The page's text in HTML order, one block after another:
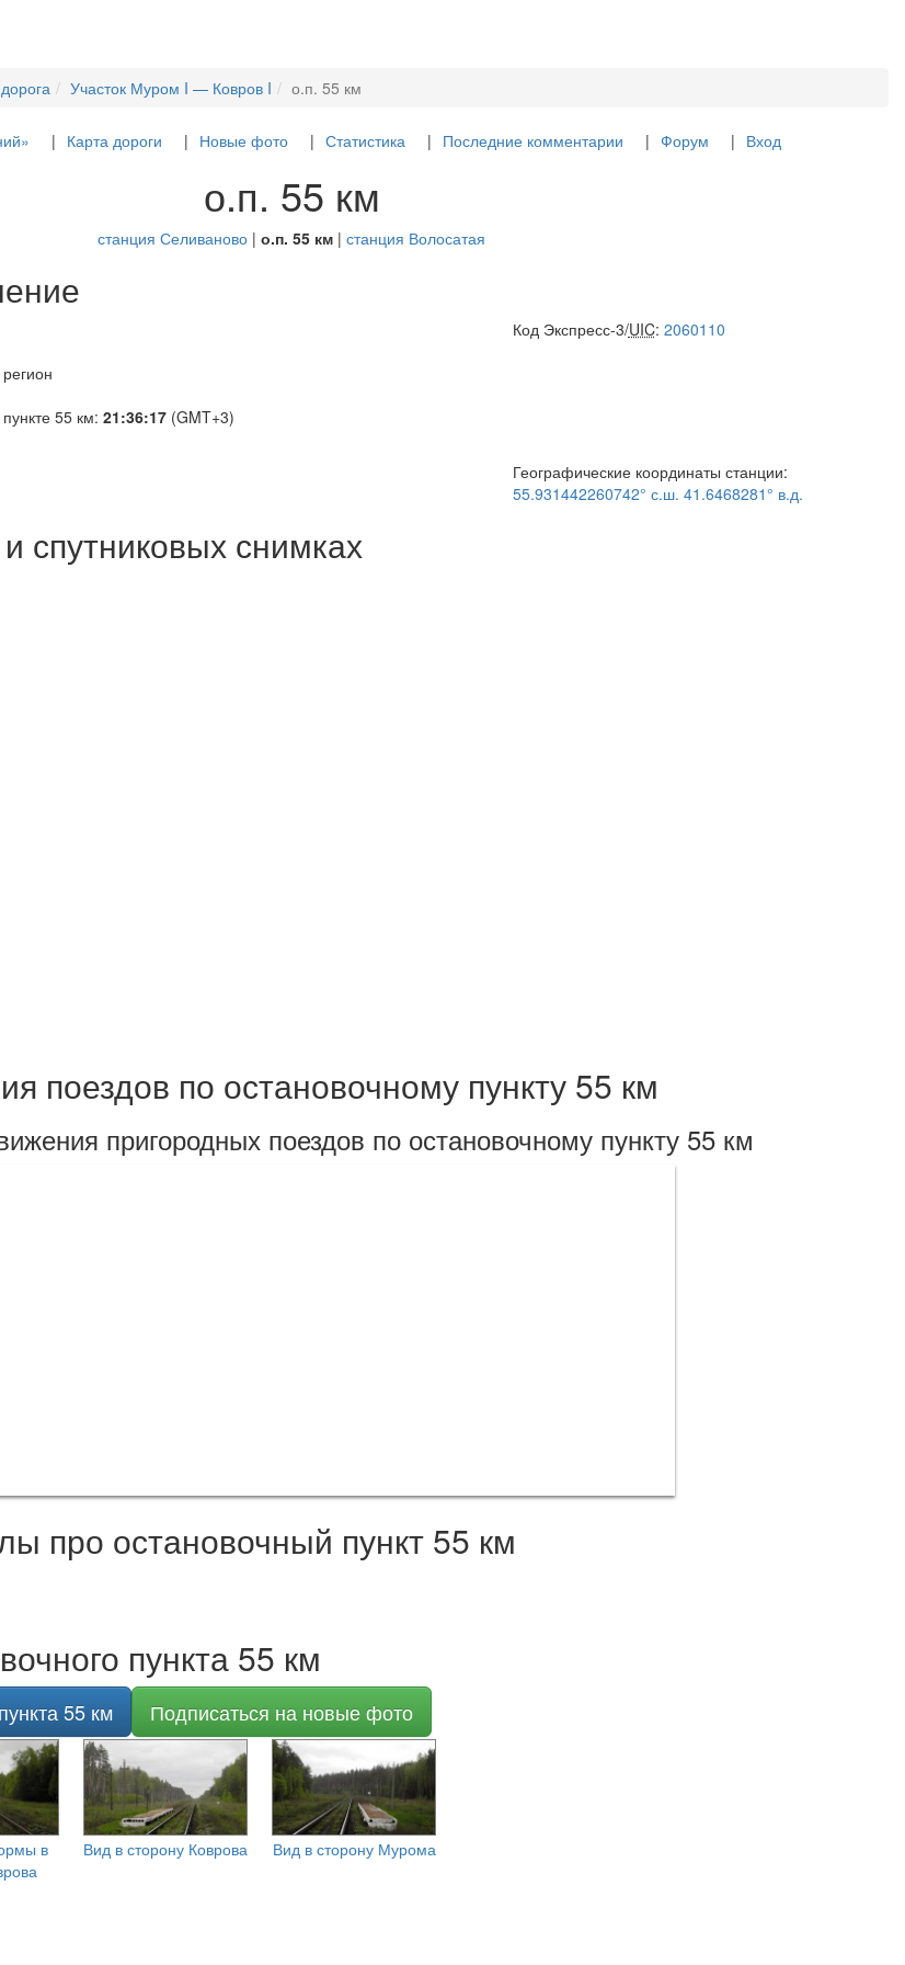
Участок Муром I — Ковров I о.п. 55 км
Карта дороги Новые фото Статистика Последние комментарии Форум Вход
о.п. 55 км
станция Селиваново | о.п. 55 км | станция Волосатая
55 км: 21:36:18 (GMT+3)
Код Экспресс-3/UIC: 2060110
Географические координаты станции:
55.931442260742° с.ш. 41.6468281° в.д.
спутниковых снимках
поездов по остановочному пункту 55 км
пригородных поездов по остановочному пункту 55 км
про остановочный пункт 55 км
пункта 55 км
55 км Подписаться на новые фото
в
Вид в сторону Коврова Вид в сторону Мурома